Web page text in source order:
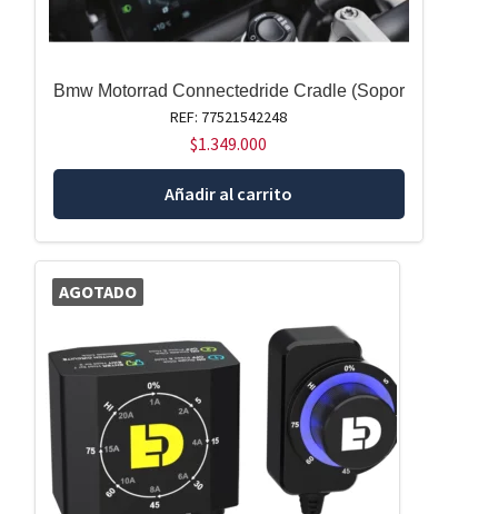
Bmw Motorrad Connectedride Cradle (Sopor
REF: 77521542248
$1.349.000
Añadir al carrito
AGOTADO